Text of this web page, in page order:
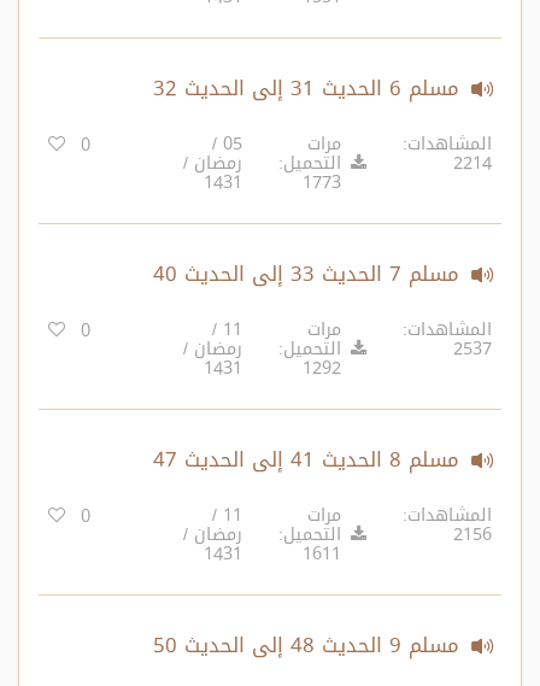
مسلم 6 الحديث 31 إلى الحديث 32
المشاهدات:
2214
مرات
التحميل:
1773
05 /
رمضان /
1431
0
مسلم 7 الحديث 33 إلى الحديث 40
المشاهدات:
2537
مرات
التحميل:
1292
11 /
رمضان /
1431
0
مسلم 8 الحديث 41 إلى الحديث 47
المشاهدات:
2156
مرات
التحميل:
1611
11 /
رمضان /
1431
0
مسلم 9 الحديث 48 إلى الحديث 50